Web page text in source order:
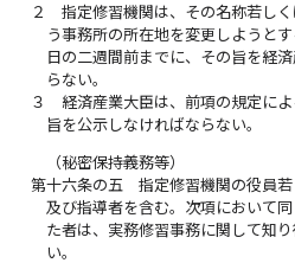
２
指定修習機関は、その名称若し
う事務所の所在地を変更しようと
日の二週間前までに、その旨を経
らない。
３
経済産業大臣は、前項の規定に
旨を公示しなければならない。
（秘密保持義務等）
第十六条の五
指定修習機関の役員
及び指導者を含む。次項において
た者は、実務修習事務に関して知
い。